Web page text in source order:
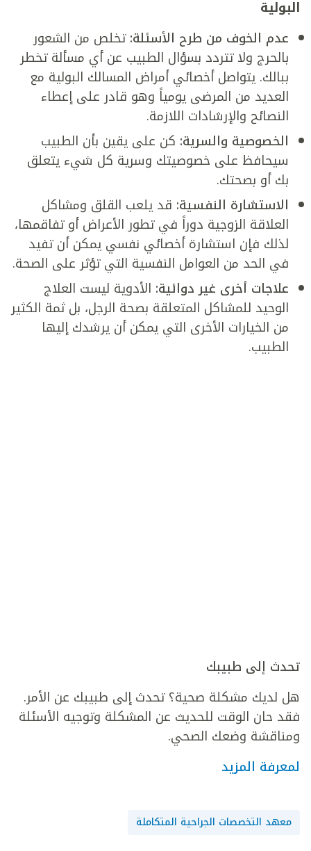
البولية
عدم الخوف من طرح الأسئلة:تخلص من الشعور
بالحرج ولا تتردد بسؤال الطبيب عن أي مسألة تخطر
ببالك. يتواصل أخصائي أمراض المسالك البولية مع
العديد من المرضى يومياً وهو قادر على إعطاء
النصائح والإرشادات اللازمة.
الخصوصية والسرية: كن على يقين بأن الطبيب
سيحافظ على خصوصيتك وسرية كل شيء يتعلق
بك أو بصحتك.
الاستشارة النفسية: قد يلعب القلق ومشاكل
العلاقة الزوجية دوراً في تطور الأعراض أو تفاقمها،
لذلك فإن استشارة أخصائي نفسي يمكن أن تفيد
في الحد من العوامل النفسية التي تؤثر على الصحة.
علاجات أخرى غير دوائية: الأدوية ليست العلاج
الوحيد للمشاكل المتعلقة بصحة الرجل، بل ثمة الكثير
من الخيارات الأخرى التي يمكن أن يرشدك إليها
الطبيب.
تحدث إلى طبيبك
هل لديك مشكلة صحية؟ تحدث إلى طبيبك عن الأمر.
فقد حان الوقت للحديث عن المشكلة وتوجيه الأسئلة
ومناقشة وضعك الصحي.
لمعرفة المزيد
معهد التخصصات الجراحية المتكاملة